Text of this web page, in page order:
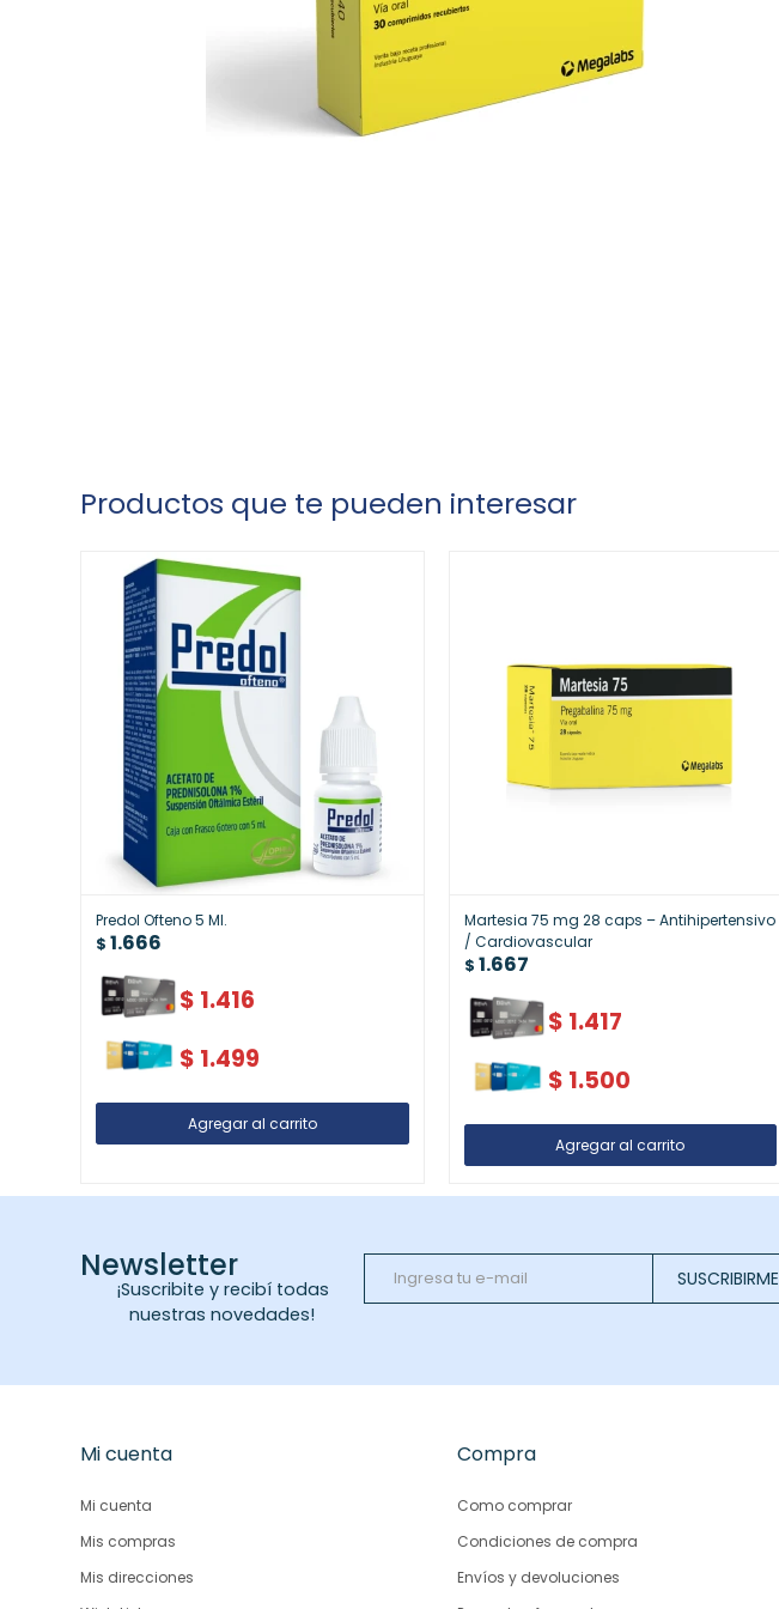
Productos que te pueden interesar
Predol Ofteno 5 Ml.
$ 1.666
$ 1.416
$ 1.499
Martesia 75 mg 28 caps – Antihipertensivo
/ Cardiovascular
$ 1.667
$ 1.417
$ 1.500
Newsletter
¡Suscribite y recibí todas
nuestras novedades!
SUSCRIBIRME
Mi cuenta
Mi cuenta
Mis compras
Mis direcciones
Compra
Como comprar
Condiciones de compra
Envíos y devoluciones